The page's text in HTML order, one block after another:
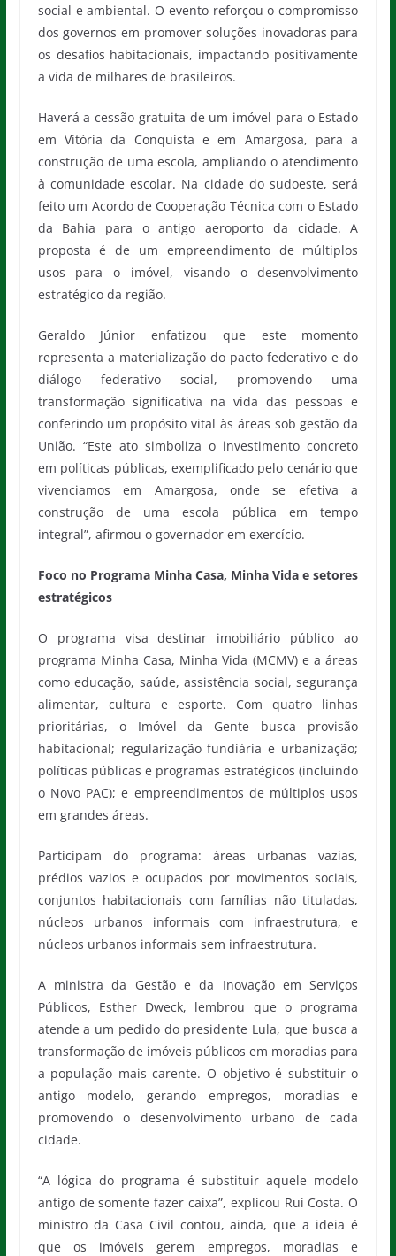
social e ambiental. O evento reforçou o compromisso
dos governos em promover soluções inovadoras para
os desafios habitacionais, impactando positivamente
a vida de milhares de brasileiros.
Haverá a cessão gratuita de um imóvel para o Estado
em Vitória da Conquista e em Amargosa, para a
construção de uma escola, ampliando o atendimento
à comunidade escolar. Na cidade do sudoeste, será
feito um Acordo de Cooperação Técnica com o Estado
da Bahia para o antigo aeroporto da cidade. A
proposta é de um empreendimento de múltiplos
usos para o imóvel, visando o desenvolvimento
estratégico da região.
Geraldo Júnior enfatizou que este momento
representa a materialização do pacto federativo e do
diálogo federativo social, promovendo uma
transformação significativa na vida das pessoas e
conferindo um propósito vital às áreas sob gestão da
União. “Este ato simboliza o investimento concreto
em políticas públicas, exemplificado pelo cenário que
vivenciamos em Amargosa, onde se efetiva a
construção de uma escola pública em tempo
integral”, afirmou o governador em exercício.
Foco no Programa Minha Casa, Minha Vida e setores
estratégicos
O programa visa destinar imobiliário público ao
programa Minha Casa, Minha Vida (MCMV) e a áreas
como educação, saúde, assistência social, segurança
alimentar, cultura e esporte. Com quatro linhas
prioritárias, o Imóvel da Gente busca provisão
habitacional; regularização fundiária e urbanização;
políticas públicas e programas estratégicos (incluindo
o Novo PAC); e empreendimentos de múltiplos usos
em grandes áreas.
Participam do programa: áreas urbanas vazias,
prédios vazios e ocupados por movimentos sociais,
conjuntos habitacionais com famílias não tituladas,
núcleos urbanos informais com infraestrutura, e
núcleos urbanos informais sem infraestrutura.
A ministra da Gestão e da Inovação em Serviços
Públicos, Esther Dweck, lembrou que o programa
atende a um pedido do presidente Lula, que busca a
transformação de imóveis públicos em moradias para
a população mais carente. O objetivo é substituir o
antigo modelo, gerando empregos, moradias e
promovendo o desenvolvimento urbano de cada
cidade.
“A lógica do programa é substituir aquele modelo
antigo de somente fazer caixa”, explicou Rui Costa. O
ministro da Casa Civil contou, ainda, que a ideia é
que os imóveis gerem empregos, moradias e